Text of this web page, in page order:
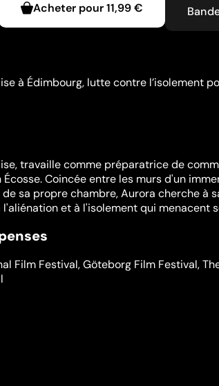
Acheter pour 11,99 €
à Édimbourg, lutte contre l’isolement
travaille comme préparatrice de
Coincée entre les murs d'un
sa propre chambre, Aurora cherche à
et à l'isolement qui menacent
Film Festival,Göteborg Film Festival,